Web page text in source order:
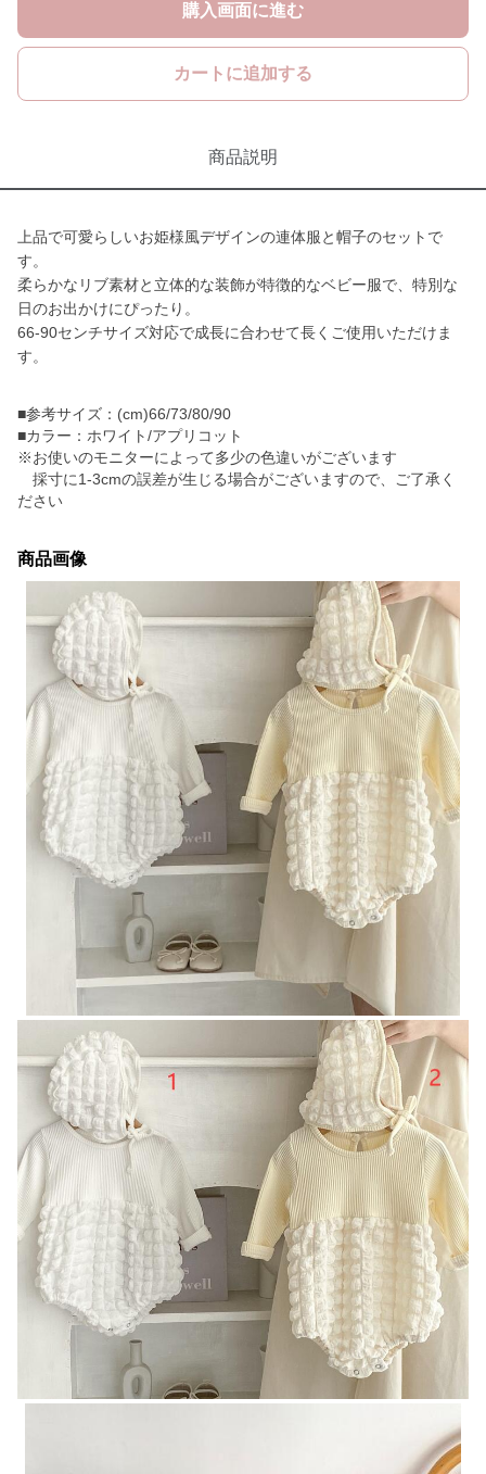
購入画面に進む
カートに追加する
商品説明
上品で可愛らしいお姫様風デザインの連体服と帽子のセットで
す。
柔らかなリブ素材と立体的な装飾が特徴的なベビー服で、特別な
日のお出かけにぴったり。
66-90センチサイズ対応で成長に合わせて長くご使用いただけま
す。
■参考サイズ：(cm)66/73/80/90
■カラー：ホワイト/アプリコット
※お使いのモニターによって多少の色違いがございます
採寸に1-3cmの誤差が生じる場合がございますので、ご了承く
ださい
商品画像